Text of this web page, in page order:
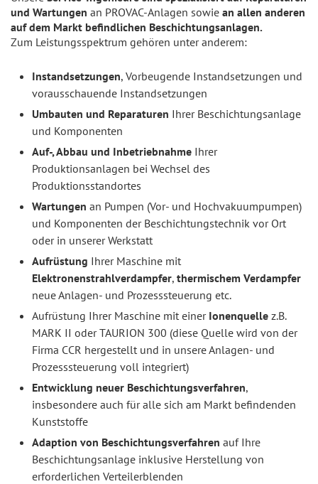
und Wartungen an PROVAC-Anlagen sowie an allen anderen
auf dem Markt befindlichen Beschichtungsanlagen.
Zum Leistungsspektrum gehören unter anderem:
Instandsetzungen, Vorbeugende Instandsetzungen und
vorausschauende Instandsetzungen
Umbauten und Reparaturen Ihrer Beschichtungsanlage
und Komponenten
Auf-, Abbau und Inbetriebnahme Ihrer
Produktionsanlagen bei Wechsel des
Produktionsstandortes
Wartungen an Pumpen (Vor- und Hochvakuumpumpen)
und Komponenten der Beschichtungstechnik vor Ort
oder in unserer Werkstatt
Aufrüstung Ihrer Maschine mit
Elektronenstrahlverdampfer, thermischem Verdampfer
neue Anlagen- und Prozesssteuerung etc.
Aufrüstung Ihrer Maschine mit einer Ionenquelle z.B.
MARK II oder TAURION 300 (diese Quelle wird von der
Firma CCR hergestellt und in unsere Anlagen- und
Prozesssteuerung voll integriert)
Entwicklung neuer Beschichtungsverfahren,
insbesondere auch für alle sich am Markt befindenden
Kunststoffe
Adaption von Beschichtungsverfahren auf Ihre
Beschichtungsanlage inklusive Herstellung von
erforderlichen Verteilerblenden